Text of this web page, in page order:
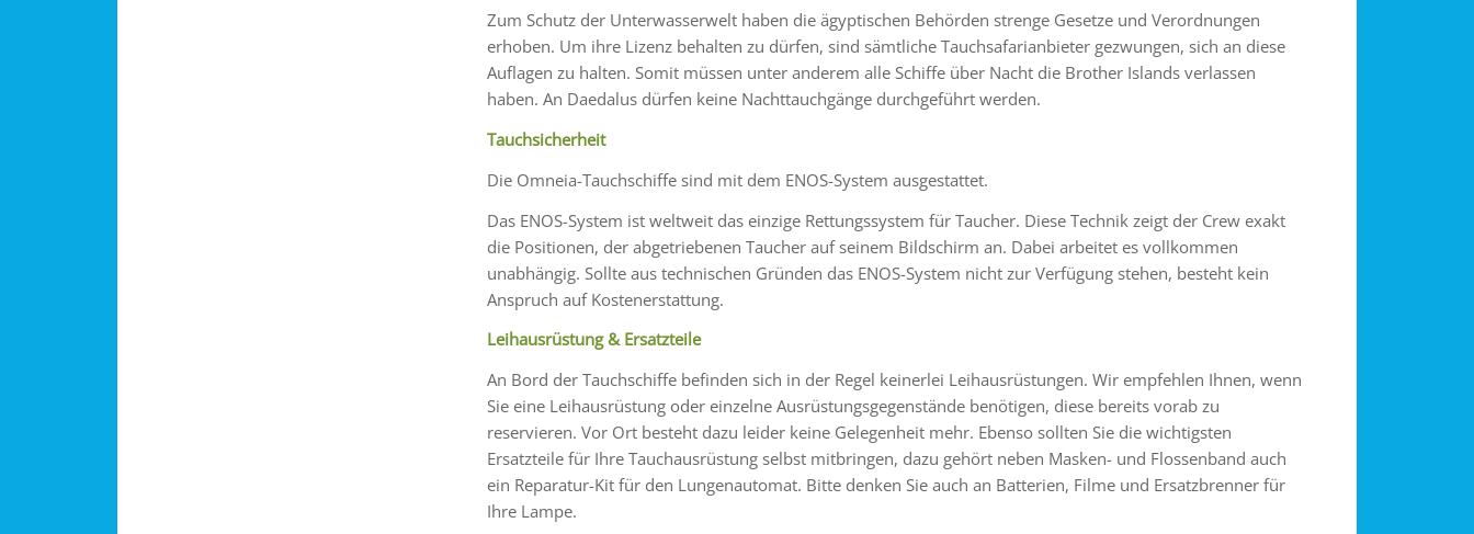
Zum Schutz der Unterwasserwelt haben die ägyptischen Behörden strenge Gesetze und Verordnungen
erhoben. Um ihre Lizenz behalten zu dürfen, sind sämtliche Tauchsafarianbieter gezwungen, sich an diese
Auflagen zu halten. Somit müssen unter anderem alle Schiffe über Nacht die Brother Islands verlassen
haben. An Daedalus dürfen keine Nachttauchgänge durchgeführt werden.
Tauchsicherheit
Die Omneia-Tauchschiffe sind mit dem ENOS-System ausgestattet.
Das ENOS-System ist weltweit das einzige Rettungssystem für Taucher. Diese Technik zeigt der Crew exakt
die Positionen, der abgetriebenen Taucher auf seinem Bildschirm an. Dabei arbeitet es vollkommen
unabhängig. Sollte aus technischen Gründen das ENOS-System nicht zur Verfügung stehen, besteht kein
Anspruch auf Kostenerstattung.
Leihausrüstung & Ersatzteile
An Bord der Tauchschiffe befinden sich in der Regel keinerlei Leihausrüstungen. Wir empfehlen Ihnen, wenn
Sie eine Leihausrüstung oder einzelne Ausrüstungsgegenstände benötigen, diese bereits vorab zu
reservieren. Vor Ort besteht dazu leider keine Gelegenheit mehr. Ebenso sollten Sie die wichtigsten
Ersatzteile für Ihre Tauchausrüstung selbst mitbringen, dazu gehört neben Masken- und Flossenband auch
ein Reparatur-Kit für den Lungenautomat. Bitte denken Sie auch an Batterien, Filme und Ersatzbrenner für
Ihre Lampe.